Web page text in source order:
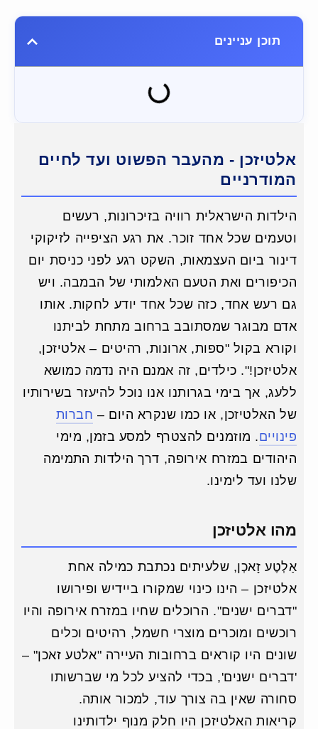
תוכן עניינים
אלטיזכן - מהעבר הפשוט ועד לחיים
המודרניים
הילדות הישראלית רוויה בזיכרונות, רעשים
וטעמים שכל אחד זוכר. את רגע הציפייה לזיקוקי
דינור ביום העצמאות, השקט רגע לפני כניסת יום
הכיפורים ואת הטעם האלמותי של הבמבה. ויש
גם רעש אחד, כזה שכל אחד יודע לחקות. אותו
אדם מבוגר שמסתובב ברחוב מתחת לביתנו
וקורא בקול "ספות, ארונות, רהיטים – אלטיזכן,
אלטיזכן!". כילדים, זה אמנם היה נדמה כמושא
ללעג, אך בימי בגרותנו אנו נוכל להיעזר בשירותיו
של האלטיזכן, או כמו שנקרא היום – חברות
פינויים. מוזמנים להצטרף למסע בזמן, מימי
היהודים במזרח אירופה, דרך הילדות התמימה
שלנו ועד לימינו.
מהו אלטיזכן
אַלְטֶע זָאכְן, שלעיתים נכתבת כמילה אחת
אלטיזכן – הינו כינוי שמקורו ביידיש ופירושו
"דברים ישנים". הרוכלים שחיו במזרח אירופה והיו
רוכשים ומוכרים מוצרי חשמל, רהיטים וכלים
שונים היו קוראים ברחובות העיירה "אלטע זאכן" –
'דברים ישנים', בכדי להציע לכל מי שברשותו
סחורה שאין בה צורך עוד, למכור אותה.
קריאות האלטיזכן היו חלק מנוף ילדותינו